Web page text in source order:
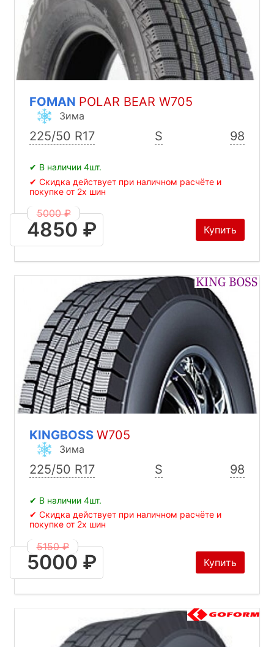
FOMAN POLAR BEAR W705
Зима
225/50 R17 S 98
✔ В наличии 4шт.
✔ Скидка действует при наличном расчёте и
покупке от 2х шин
5000 ₽
4850 ₽ Купить
KINGBOSS W705
Зима
225/50 R17 S 98
✔ В наличии 4шт.
✔ Скидка действует при наличном расчёте и
покупке от 2х шин
5150 ₽
5000 ₽ Купить